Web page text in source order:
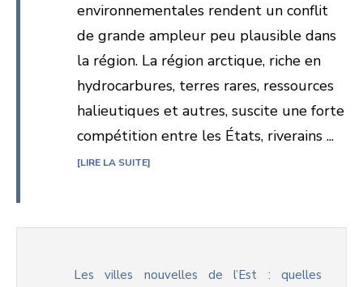
environnementales rendent un conflit
de grande ampleur peu plausible dans
la région. La région arctique, riche en
hydrocarbures, terres rares, ressources
halieutiques et autres, suscite une forte
compétition entre les États, riverains ...
LIRE LA SUITE
Les villes nouvelles de l’Est : quelles